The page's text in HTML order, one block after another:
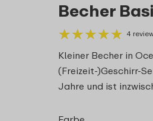
Becher
★★★★★
★★★★★ 4
Kleiner Becher in
(Freizeit-)Geschirr-
Jahre und ist